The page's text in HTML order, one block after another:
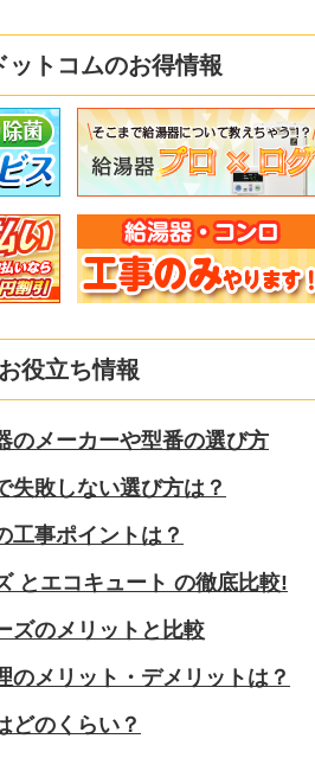
ットコムのお得情報
お役立ち情報
のメーカーや型番の選び方
失敗しない選び方は？
工事ポイントは？
とエコキュート の徹底比較!
ズのメリットと比較
のメリット・デメリットは？
どのくらい？